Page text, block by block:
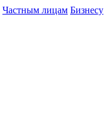
Частным лицам Бизнесу